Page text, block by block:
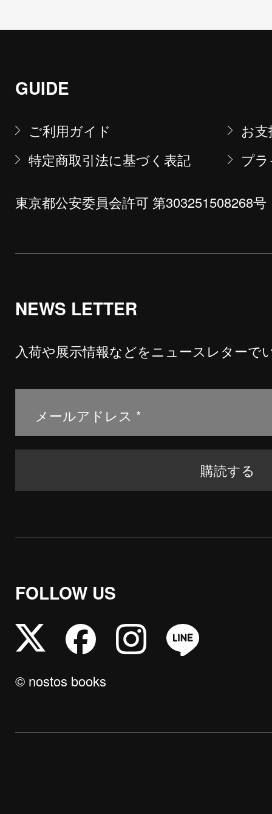
GUIDE
ご利用ガイド
お
特定商取引法に基づく表記
プ
東京都公安委員会許可 第303251508268号
NEWS LETTER
入荷や展示情報などをニュースレターで
FOLLOW US
© nostos books